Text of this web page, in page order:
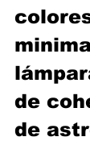
de
de